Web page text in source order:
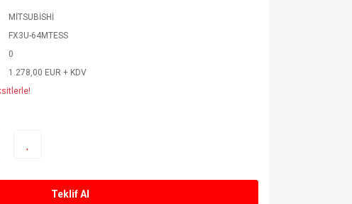
MİTSUBİSHİ
FX3U-64MTESS
0
1.278,00 EUR + KDV
Teklif Al